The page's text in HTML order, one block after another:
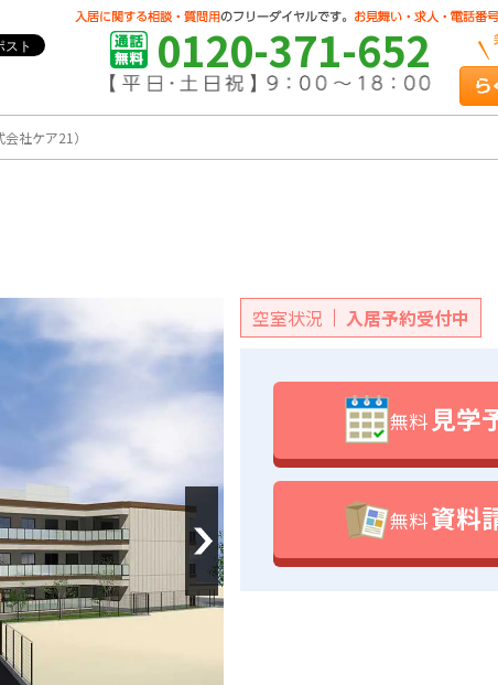
0120-371-652
社ケア21）
Next
空室状況 入居予約受付中
無料見学
無料資料